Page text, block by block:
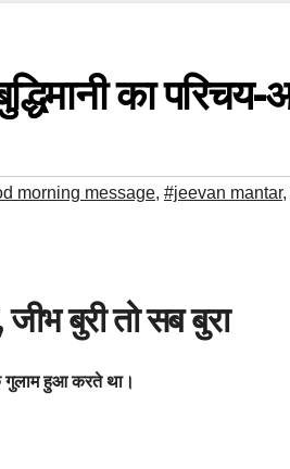
का
morning message, #jeevan mantar,
बुरी तो सब बुरा
गुलाम हुआ करते था।